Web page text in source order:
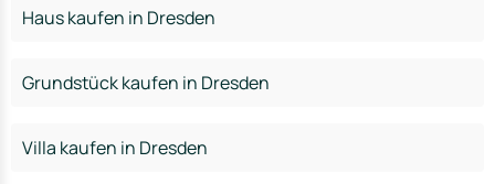
Haus kaufen in Dresden
Grundstück kaufen in Dresden
Villa kaufen in Dresden